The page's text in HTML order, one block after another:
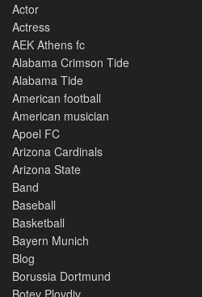
Actor
Actress
AEK Athens fc
Alabama Crimson Tide
Alabama Tide
American football
American musician
Apoel FC
Arizona Cardinals
Arizona State
Band
Baseball
Basketball
Bayern Munich
Blog
Borussia Dortmund